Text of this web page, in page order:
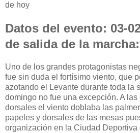
de hoy
Datos del evento: 03-
de salida de la
Uno de los grandes protagonistas
fue sin duda el fortísimo viento, que
azotando el Levante durante toda la
domingo no fue una excepción. A
dorsales el viento doblaba las
papeles y dorsales de las mesas
organización en la Ciudad Deportiva